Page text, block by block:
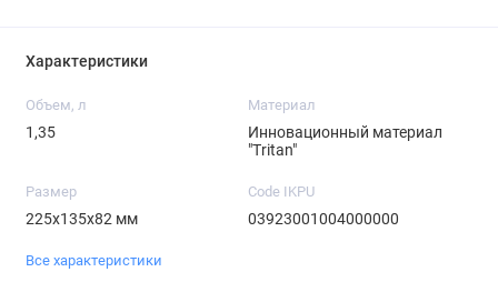
Характеристики
Объем, л
1,35
Материал
Инновационный материал
"Tritan"
Размер
225x135x82 мм
Code IKPU
03923001004000000
Все характеристики